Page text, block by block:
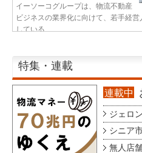
イーソーコグループは、物流不動産
ビジネスの業界化に向けて、若手経
している...
特集・連載
連載中
ジェロ
シニア
無人店